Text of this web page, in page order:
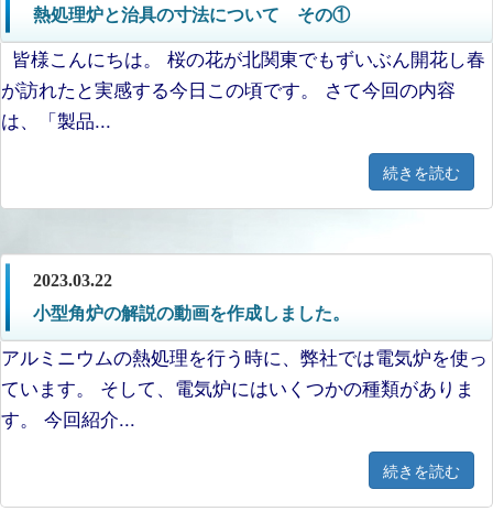
熱処理炉と治具の寸法について その①
皆様こんにちは。 桜の花が北関東でもずいぶん開花し春
が訪れたと実感する今日この頃です。 さて今回の内容
は、「製品...
続きを読む
2023.03.22
小型角炉の解説の動画を作成しました。
アルミニウムの熱処理を行う時に、弊社では電気炉を使っ
ています。 そして、電気炉にはいくつかの種類がありま
す。 今回紹介...
続きを読む